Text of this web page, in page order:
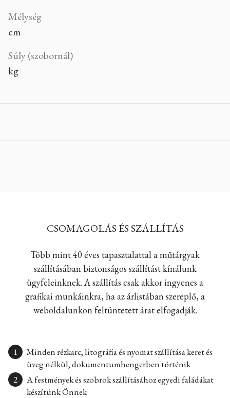
Mélység
cm
Súly (szobornál)
kg
CSOMAGOLÁS ÉS SZÁLLÍTÁS
Több mint 40 éves tapasztalattal a műtárgyak
szállításában biztonságos szállítást kínálunk
ügyfeleinknek. A szállítás csak akkor ingyenes a
grafikai munkáinkra, ha az árlistában szereplő, a
weboldalunkon feltüntetett árat elfogadják.
Minden rézkarc, litográfia és nyomat szállítása keret és
üveg nélkül, dokumentumhengerben történik
A festmények és szobrok szállításához egyedi faládákat
készítünk Önnek